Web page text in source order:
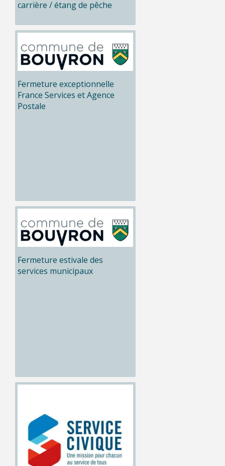
carrière / étang de pêche
Fermeture exceptionnelle
France Services et Agence
Postale
Fermeture estivale des
services municipaux